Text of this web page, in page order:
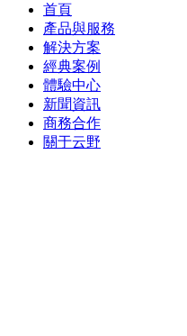
首頁
產品與服務
解決方案
經典案例
體驗中心
新聞資訊
商務合作
關于云野